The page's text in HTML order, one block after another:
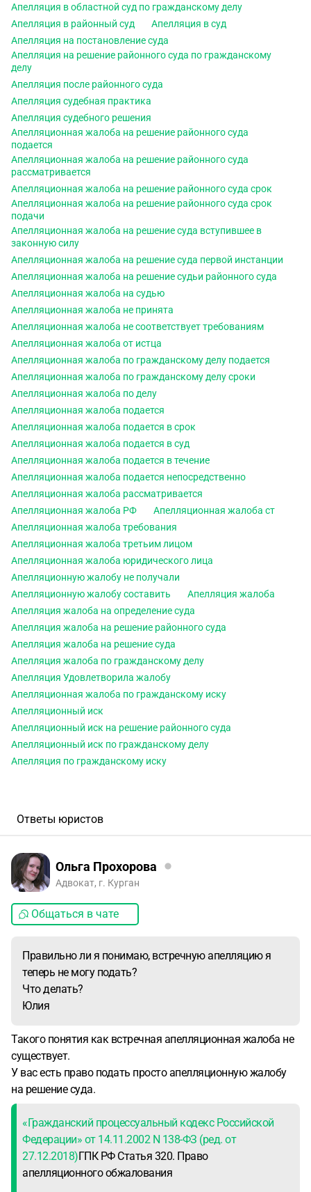
Апелляция в областной суд по гражданскому делу
Апелляция в районный суд
Апелляция в суд
Апелляция на постановление суда
Апелляция на решение районного суда по гражданскому
делу
Апелляция после районного суда
Апелляция судебная практика
Апелляция судебного решения
Апелляционная жалоба на решение районного суда
подается
Апелляционная жалоба на решение районного суда
рассматривается
Апелляционная жалоба на решение районного суда срок
Апелляционная жалоба на решение районного суда срок
подачи
Апелляционная жалоба на решение суда вступившее в
законную силу
Апелляционная жалоба на решение суда первой инстанции
Апелляционная жалоба на решение судьи районного суда
Апелляционная жалоба на судью
Апелляционная жалоба не принята
Апелляционная жалоба не соответствует требованиям
Апелляционная жалоба от истца
Апелляционная жалоба по гражданскому делу подается
Апелляционная жалоба по гражданскому делу сроки
Апелляционная жалоба по делу
Апелляционная жалоба подается
Апелляционная жалоба подается в срок
Апелляционная жалоба подается в суд
Апелляционная жалоба подается в течение
Апелляционная жалоба подается непосредственно
Апелляционная жалоба рассматривается
Апелляционная жалоба РФ
Апелляционная жалоба ст
Апелляционная жалоба требования
Апелляционная жалоба третьим лицом
Апелляционная жалоба юридического лица
Апелляционную жалобу не получали
Апелляционную жалобу составить
Апелляция жалоба
Апелляция жалоба на определение суда
Апелляция жалоба на решение районного суда
Апелляция жалоба на решение суда
Апелляция жалоба по гражданскому делу
Апелляция Удовлетворила жалобу
Апелляционная жалоба по гражданскому иску
Апелляционный иск
Апелляционный иск на решение районного суда
Апелляционный иск по гражданскому делу
Апелляция по гражданскому иску
Ответы юристов
Ольга Прохорова
Адвокат, г. Курган
Общаться в чате
Правильно ли я понимаю, встречную апелляцию я
теперь не могу подать?
Что делать?
Юлия
Такого понятия как встречная апелляционная жалоба не
существует.
У вас есть право подать просто апелляционную жалобу
на решение суда.
«Гражданский процессуальный кодекс Российской
Федерации» от 14.11.2002 N 138-ФЗ (ред. от
27.12.2018)ГПК РФ Статья 320. Право
апелляционного обжалования